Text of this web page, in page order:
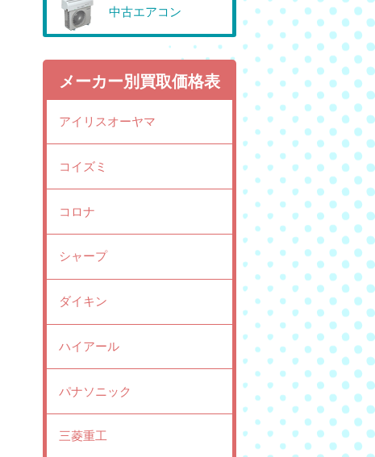
中古エアコン
メーカー別買取価格表
アイリスオーヤマ
コイズミ
コロナ
シャープ
ダイキン
ハイアール
パナソニック
三菱重工